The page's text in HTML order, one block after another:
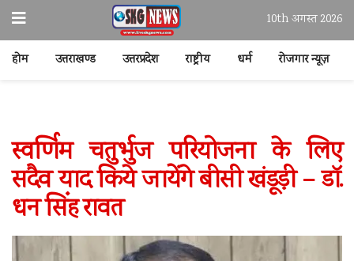
10th अगस्त 2026
होम उत्तराखण्ड उत्तरप्रदेश राष्ट्रीय धर्म रोजगार न्यूज़
स्वर्णिम चतुर्भुज परियोजना के लिए
सदैव याद किये जायेंगे बीसी खंडूड़ी – डॉ.
धन सिंह रावत